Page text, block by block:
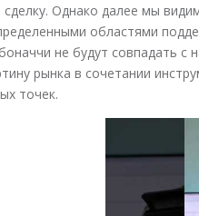
сделку. Однако далее мы
областями
не будут совпадать
рынка в сочетании
точек.